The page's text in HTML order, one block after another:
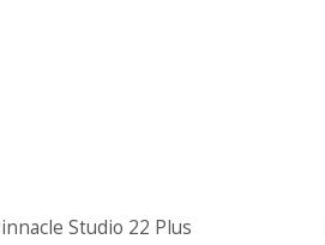
Studio 22 Plus